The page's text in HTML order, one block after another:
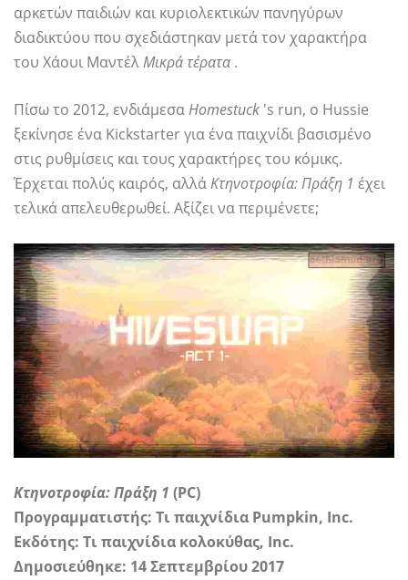
αρκετών παιδιών και κυριολεκτικών πανηγύρων
διαδικτύου που σχεδιάστηκαν μετά τον χαρακτήρα
του Χάουι ΜαντέλΜικρά τέρατα .
Πίσω το 2012, ενδιάμεσαHomestuck 's run, ο Hussie
ξεκίνησε ένα Kickstarter για ένα παιχνίδι βασισμένο
στις ρυθμίσεις και τους χαρακτήρες του κόμικς.
Έρχεται πολύς καιρός, αλλάΚτηνοτροφία: Πράξη 1 έχει
τελικά απελευθερωθεί. Αξίζει να περιμένετε;
Κτηνοτροφία: Πράξη 1 (PC)
Προγραμματιστής: Τι παιχνίδια Pumpkin, Inc.
Εκδότης: Τι παιχνίδια κολοκύθας, Inc.
Δημοσιεύθηκε: 14 Σεπτεμβρίου 2017